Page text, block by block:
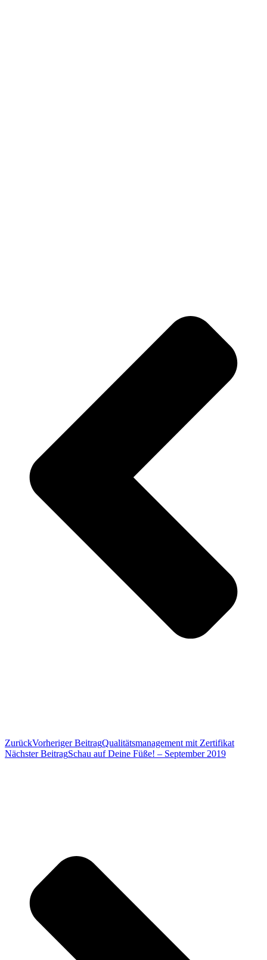
ZurückVorheriger BeitragQualitätsmanagement mit Zertifikat
Nächster BeitragSchau auf Deine Füße! – September 2019